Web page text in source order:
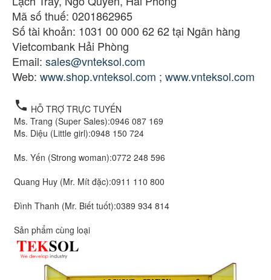
Mã số thuế: 0201862965
Số tài khoản: 1031 00 000 62 62 tại Ngân hàng
Vietcombank Hải Phòng
Email: sales@vnteksol.com
Web: www.shop.vnteksol.com ; www.vnteksol.com
local_phone HỖ TRỢ TRỰC TUYẾN
Ms. Trang (Super Sales):0946 087 169
Ms. Diệu (Little girl):0948 150 724
Ms. Yến (Strong woman):0772 248 596
Quang Huy (Mr. Mít đặc):0911 110 800
Đình Thanh (Mr. Biết tuốt):0389 934 814
Sản phẩm cùng loại